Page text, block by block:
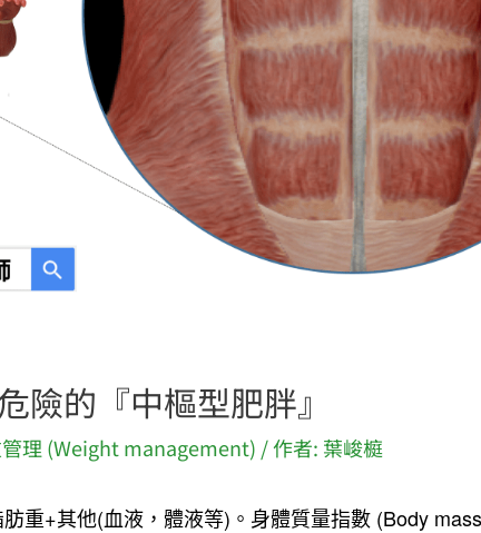
險的『中樞型肥胖』
理 (Weight management) / 作者: 葉峻榳
重+其他(血液，體液等)。身體質量指數 (Body